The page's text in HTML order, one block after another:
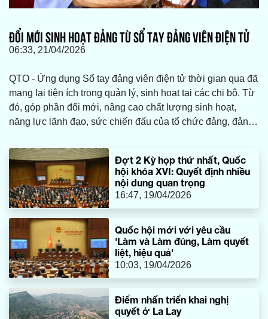
ĐỔI MỚI SINH HOẠT ĐẢNG TỪ SỔ TAY ĐẢNG VIÊN ĐIỆN TỬ
06:33, 21/04/2026
QTO - Ứng dụng Sổ tay đảng viên điện tử thời gian qua đã
mang lại tiện ích trong quản lý, sinh hoạt tại các chi bộ. Từ
đó, góp phần đổi mới, nâng cao chất lượng sinh hoạt,
năng lực lãnh đạo, sức chiến đấu của tổ chức đảng, đảng
Đợt 2 Kỳ họp thứ nhất, Quốc
hội khóa XVI: Quyết định nhiều
nội dung quan trọng
16:47, 19/04/2026
Quốc hội mới với yêu cầu
'Làm và Làm đúng, Làm quyết
liệt, hiệu quả'
10:03, 19/04/2026
Điểm nhấn triển khai nghị
quyết ở La Lay